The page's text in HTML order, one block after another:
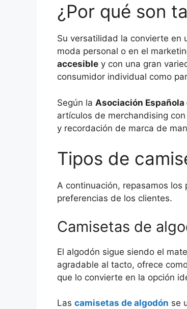
¿Por qué son
Su versatilidad la convierte en
moda personal o en el
accesible y con una gran
consumidor individual como
Según la Asociación
artículos de merchandising
y recordación de marca de
Tipos de
A continuación, repasamos
preferencias de los clientes.
Camisetas de
El algodón sigue siendo el
agradable al tacto, ofrece
que lo convierte en la opción
Las camisetas de algodón se